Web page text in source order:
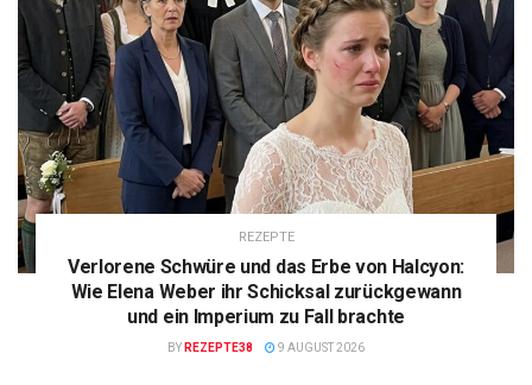
REZEPTE
Verlorene Schwüre und das Erbe von Halcyon:
Wie Elena Weber ihr Schicksal zurückgewann
und ein Imperium zu Fall brachte
BY REZEPTE38 9 AUGUST 2026